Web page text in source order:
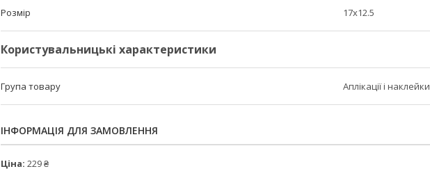
Розмір 17х12.5
Користувальницькі характеристики
Група товару Аплікації і наклейки
ІНФОРМАЦІЯ ДЛЯ ЗАМОВЛЕННЯ
Ціна: 229 ₴